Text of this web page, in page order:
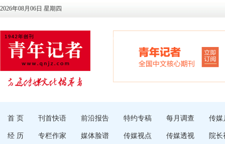
2026年08月06日 星期四
首 页 刊首快语 前沿报告 特约专稿 每月调查 传媒
经 历 专栏作家 媒体脸谱 传媒视点 传媒透视 院长